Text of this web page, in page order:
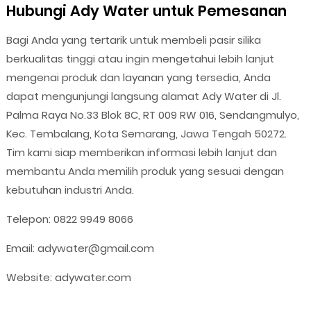
Hubungi Ady Water untuk Pemesanan
Bagi Anda yang tertarik untuk membeli pasir silika
berkualitas tinggi atau ingin mengetahui lebih lanjut
mengenai produk dan layanan yang tersedia, Anda
dapat mengunjungi langsung alamat Ady Water di Jl.
Palma Raya No.33 Blok 8C, RT 009 RW 016, Sendangmulyo,
Kec. Tembalang, Kota Semarang, Jawa Tengah 50272.
Tim kami siap memberikan informasi lebih lanjut dan
membantu Anda memilih produk yang sesuai dengan
kebutuhan industri Anda.
Telepon: 0822 9949 8066
Email: adywater@gmail.com
Website: adywater.com